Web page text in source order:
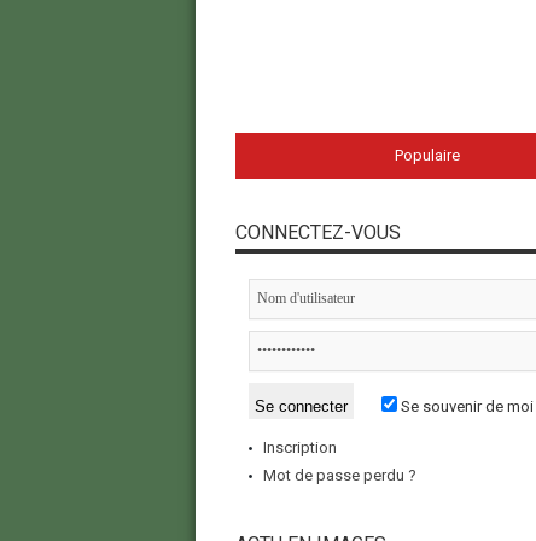
Populaire
CONNECTEZ-VOUS
Se souvenir de moi
Inscription
Mot de passe perdu ?